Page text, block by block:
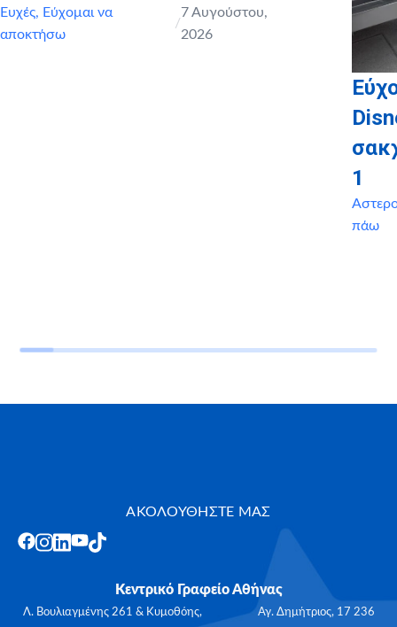
Ευχές, Εύχομαι να
αποκτήσω
/
7 Αυγούστου,
2026
1
πάω
ΑΚΟΛΟΥΘΗΣΤΕ ΜΑΣ
Κεντρικό Γραφείο Αθήνας
Λ. Βουλιαγμένης 261 & Κυμοθόης, Αγ. Δημήτριος, 17 236